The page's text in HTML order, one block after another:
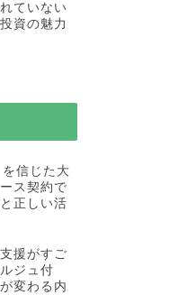
ていない
資の魅力
を信じた大
ス契約で
正しい活
援がすご
ジュ付
変わる内